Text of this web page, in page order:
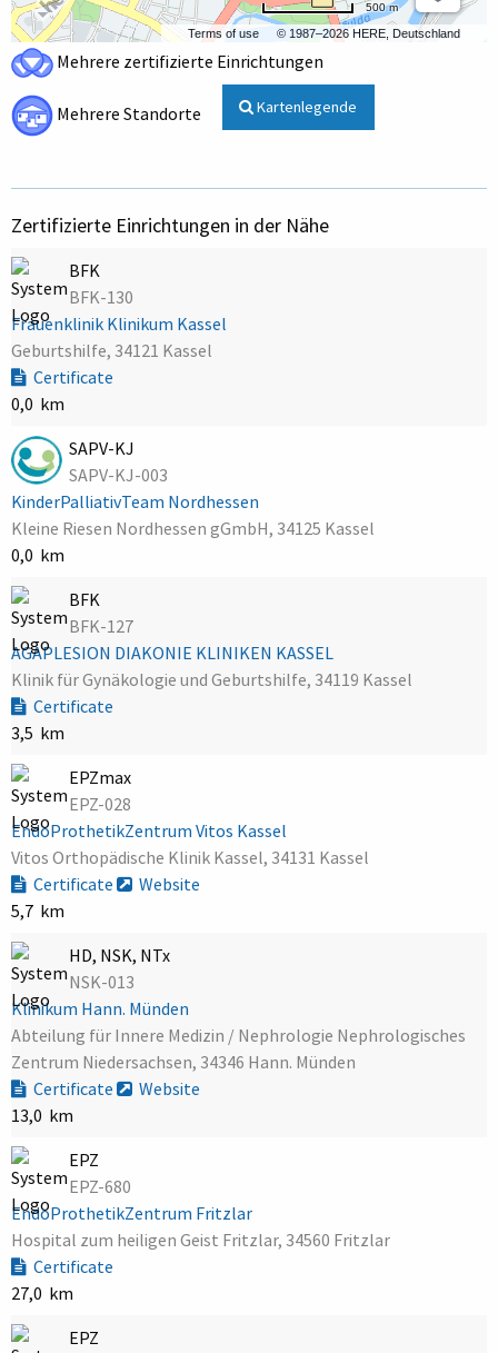
Terms of use © 1987–2026 HERE, Deutschland
500 m
Mehrere zertifizierte Einrichtungen
Mehrere Standorte Kartenlegende
Zertifizierte Einrichtungen in der Nähe
BFK
BFK-130
Frauenklinik Klinikum Kassel
Geburtshilfe, 34121 Kassel
Certificate
0,0 km
SAPV-KJ
SAPV-KJ-003
KinderPalliativTeam Nordhessen
Kleine Riesen Nordhessen gGmbH, 34125 Kassel
0,0 km
BFK
BFK-127
AGAPLESION DIAKONIE KLINIKEN KASSEL
Klinik für Gynäkologie und Geburtshilfe, 34119 Kassel
Certificate
3,5 km
EPZmax
EPZ-028
EndoProthetikZentrum Vitos Kassel
Vitos Orthopädische Klinik Kassel, 34131 Kassel
Certificate
Website
5,7 km
HD, NSK, NTx
NSK-013
Klinikum Hann. Münden
Abteilung für Innere Medizin / Nephrologie Nephrologisches
Zentrum Niedersachsen, 34346 Hann. Münden
Certificate
Website
13,0 km
EPZ
EPZ-680
EndoProthetikZentrum Fritzlar
Hospital zum heiligen Geist Fritzlar, 34560 Fritzlar
Certificate
27,0 km
EPZ